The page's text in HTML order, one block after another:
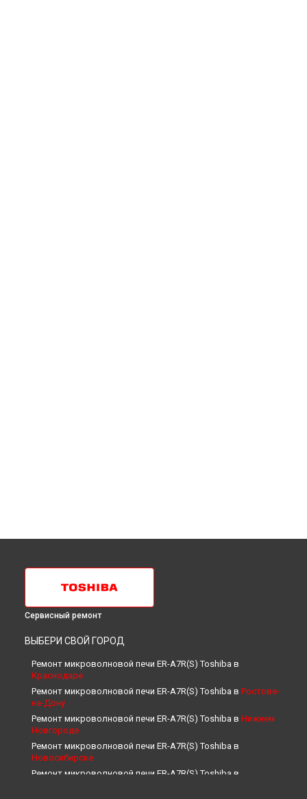
Сервисный ремонт
ВЫБЕРИ СВОЙ ГОРОД
Ремонт микроволновой печи ER-A7R(S) Toshiba в
Краснодаре
Ремонт микроволновой печи ER-A7R(S) Toshiba в Ростове-
на-Дону
Ремонт микроволновой печи ER-A7R(S) Toshiba в Нижнем
Новгороде
Ремонт микроволновой печи ER-A7R(S) Toshiba в
Новосибирске
Ремонт микроволновой печи ER-A7R(S) Toshiba в